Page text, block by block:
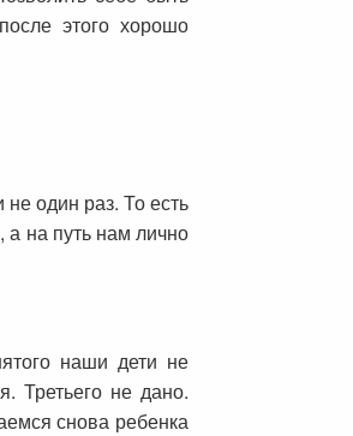
этого хорошо
один раз. То есть
а на путь нам лично
наши дети не
Третьего не дано.
снова ребенка